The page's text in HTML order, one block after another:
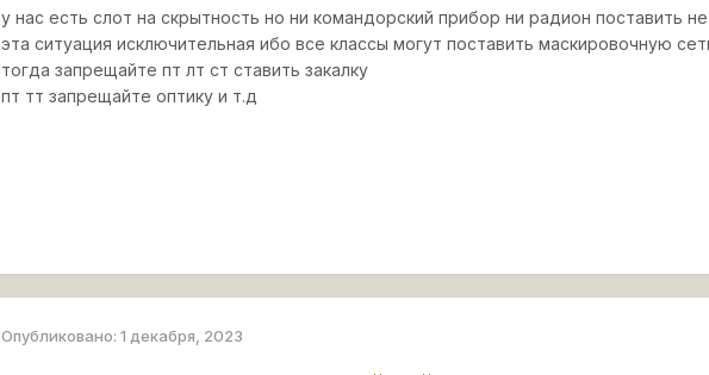
у нас есть слот на скрытность но ни командорский прибор ни радион поставить
эта ситуация исключительная ибо все классы могут поставить маскировочную
тогда запрещайте пт лт ст ставить закалку
пт тт запрещайте оптику и т.д
Опубликовано:1 декабря, 2023